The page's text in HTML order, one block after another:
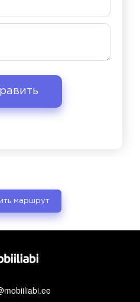
маршрут